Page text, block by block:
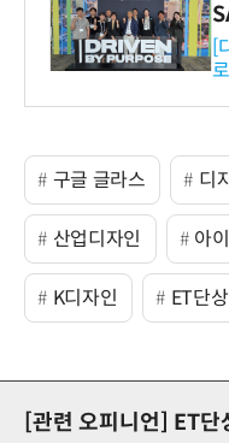
-
[
구글 글라스 디
산업디자인 아
K디자인 ET단상
[관련 오피니언] ET단